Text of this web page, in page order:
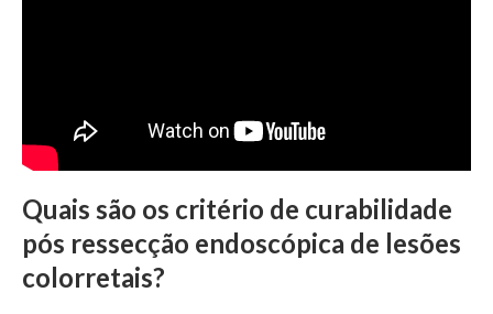
Quais são os critério de curabilidade
pós ressecção endoscópica de lesões
colorretais?